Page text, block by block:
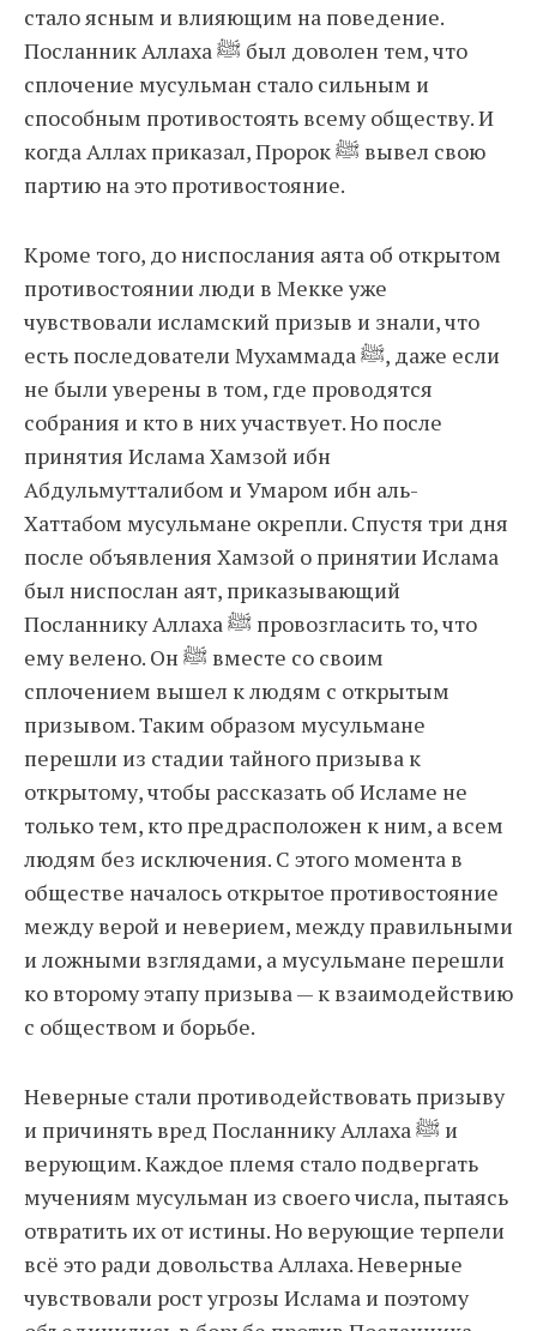
стало ясным и влияющим на поведение.
Посланник Аллаха ﷺ был доволен тем, что
сплочение мусульман стало сильным и
способным противостоять всему обществу. И
когда Аллах приказал, Пророк ﷺ вывел свою
партию на это противостояние.
Кроме того, до ниспослания аята об открытом
противостоянии люди в Мекке уже
чувствовали исламский призыв и знали, что
есть последователи Мухаммада ﷺ, даже если
не были уверены в том, где проводятся
собрания и кто в них участвует. Но после
принятия Ислама Хамзой ибн
Абдульмутталибом и Умаром ибн аль-
Хаттабом мусульмане окрепли. Спустя три дня
после объявления Хамзой о принятии Ислама
был ниспослан аят, приказывающий
Посланнику Аллаха ﷺ провозгласить то, что
ему велено. Он ﷺ вместе со своим
сплочением вышел к людям с открытым
призывом. Таким образом мусульмане
перешли из стадии тайного призыва к
открытому, чтобы рассказать об Исламе не
только тем, кто предрасположен к ним, а всем
людям без исключения. С этого момента в
обществе началось открытое противостояние
между верой и неверием, между правильными
и ложными взглядами, а мусульмане перешли
ко второму этапу призыва — к взаимодействию
с обществом и борьбе.
Неверные стали противодействовать призыву
и причинять вред Посланнику Аллаха ﷺ и
верующим. Каждое племя стало подвергать
мучениям мусульман из своего числа, пытаясь
отвратить их от истины. Но верующие терпели
всё это ради довольства Аллаха. Неверные
чувствовали рост угрозы Ислама и поэтому